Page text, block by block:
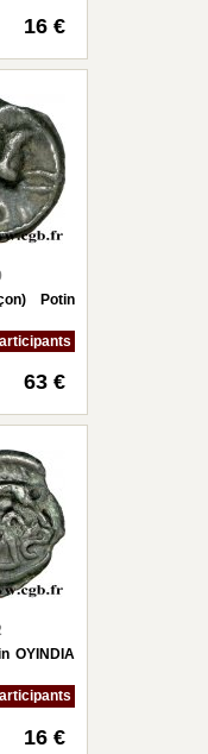
16 €
Potin
63 €
OYINDIA
16 €